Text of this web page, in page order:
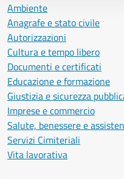
Ambiente
Anagrafe e stato civile
Autorizzazioni
Cultura e tempo libero
Documenti e certificati
Educazione e formazione
Giustizia e sicurezza
Imprese e commercio
Salute, benessere e
Servizi Cimiteriali
Vita lavorativa